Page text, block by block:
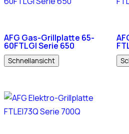
AFG Gas-Grillplatte 65-
60FTLGI Serie 650
Schnellansicht